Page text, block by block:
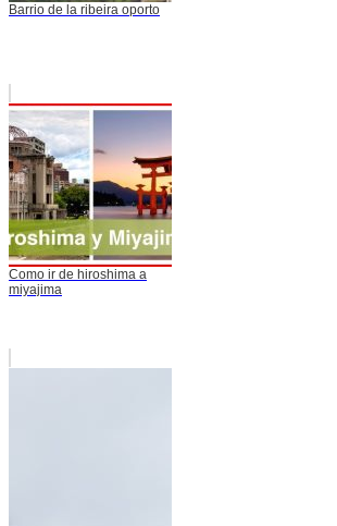
Barrio de la ribeira oporto
Como ir de hiroshima a
miyajima